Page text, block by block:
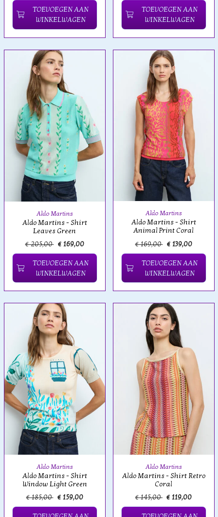
TOEVOEGEN AAN
WINKELWAGEN
TOEVOEGEN AAN
WINKELWAGEN
Aldo Martins
Aldo Martins - Shirt
Leaves Green
€ 205,00 € 169,00
TOEVOEGEN AAN
WINKELWAGEN
Aldo Martins
Aldo Martins - Shirt
Animal Print Coral
€ 169,00 € 139,00
TOEVOEGEN AAN
WINKELWAGEN
Aldo Martins
Aldo Martins - Shirt
Window Light Green
€ 185,00 € 159,00
Aldo Martins
Aldo Martins - Shirt Retro
Coral
€ 145,00 € 119,00